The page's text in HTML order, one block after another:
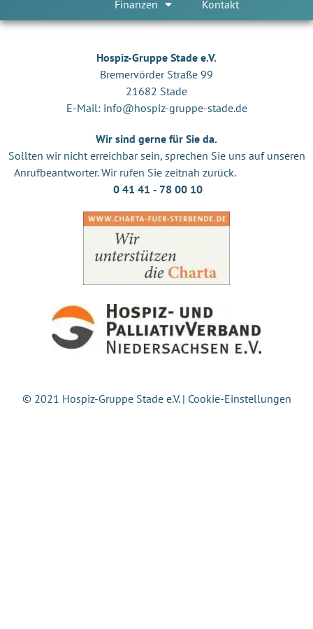
Finanzen Kontakt
Hospiz-Gruppe Stade e.V.
Bremervörder Straße 99
21682 Stade
E-Mail: info@hospiz-gruppe-stade.de
Wir sind gerne für Sie da.
Sollten wir nicht erreichbar sein, sprechen Sie uns auf unseren
Anrufbeantworter. Wir rufen Sie zeitnah zurück.
0 41 41 ‐ 78 00 10
© 2021 Hospiz-Gruppe Stade e.V. | Cookie-Einstellungen